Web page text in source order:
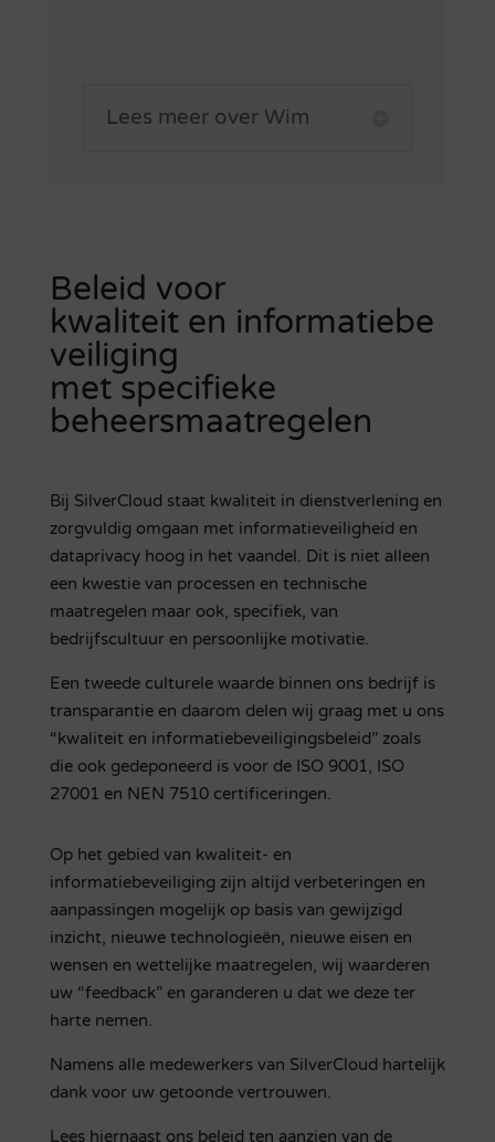
Lees meer over Wim
Beleid voor
kwaliteit en informatiebe
veiliging
met specifieke
beheersmaatregelen
Bij SilverCloud staat kwaliteit in dienstverlening en
zorgvuldig omgaan met informatieveiligheid en
dataprivacy hoog in het vaandel. Dit is niet alleen
een kwestie van processen en technische
maatregelen maar ook, specifiek, van
bedrijfscultuur en persoonlijke motivatie.
Een tweede culturele waarde binnen ons bedrijf is
transparantie en daarom delen wij graag met u ons
“kwaliteit en informatiebeveiligingsbeleid” zoals
die ook gedeponeerd is voor de ISO 9001, ISO
27001 en NEN 7510 certificeringen.
Op het gebied van kwaliteit- en
informatiebeveiliging zijn altijd verbeteringen en
aanpassingen mogelijk op basis van gewijzigd
inzicht, nieuwe technologieën, nieuwe eisen en
wensen en wettelijke maatregelen, wij waarderen
uw “feedback” en garanderen u dat we deze ter
harte nemen.
Namens alle medewerkers van SilverCloud hartelijk
dank voor uw getoonde vertrouwen.
Lees hiernaast ons beleid ten aanzien van de